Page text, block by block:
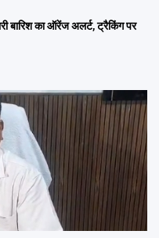
बारिश का ऑरेंज अलर्ट, ट्रैकिंग पर